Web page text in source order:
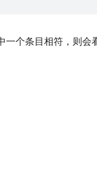
个条目相符，则